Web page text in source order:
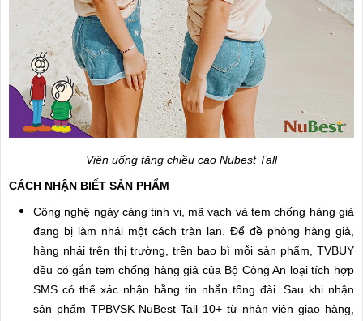
Viên uống tăng chiều cao Nubest Tall
CÁCH NHẬN BIẾT SẢN PHẨM
Công nghệ ngày càng tinh vi, mã vạch và tem chống hàng giả
đang bị làm nhái một cách tràn lan. Để đề phòng hàng giả,
hàng nhái trên thị trường, trên bao bì mỗi sản phẩm, TVBUY
đều có gắn tem chống hàng giả của Bộ Công An loại tích hợp
SMS có thể xác nhận bằng tin nhắn tổng đài. Sau khi nhận
sản phẩm TPBVSK NuBest Tall 10+ từ nhân viên giao hàng,